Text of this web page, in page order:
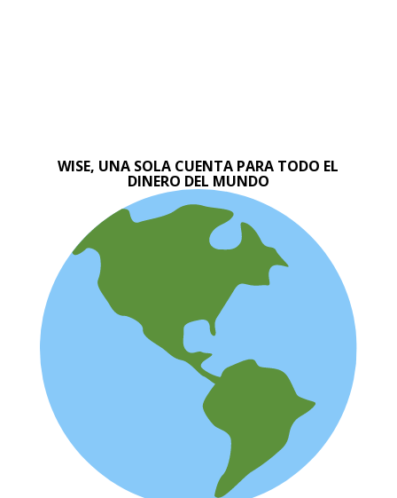
WISE, UNA SOLA CUENTA PARA TODO EL
DINERO DEL MUNDO